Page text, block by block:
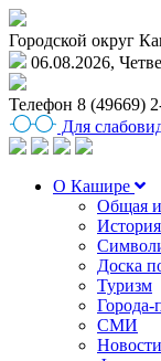
Городской округ
06.08.2026,
Телефон 8 (49669)
Для
О Кашире
Общая
История
Доска
Туризм
СМИ
Новости